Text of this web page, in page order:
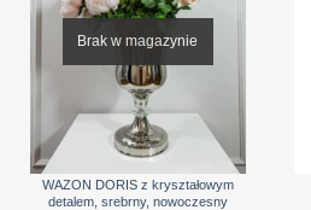
Brak w magazynie
WAZON DORIS z kryształowym
detalem, srebrny, nowoczesny